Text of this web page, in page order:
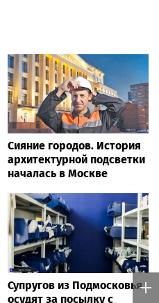
Сияние городов. История
архитектурной подсветки
началась в Москве
Супругов из Подмосковья
осудят за посылку с